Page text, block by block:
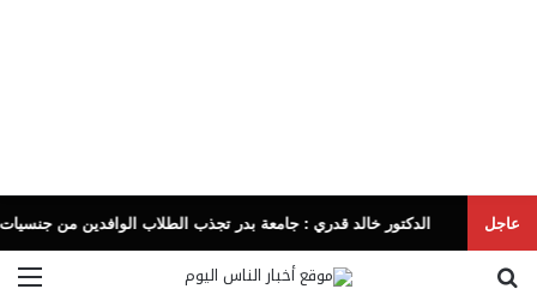
عاجل
الدكتور خالد قدري : جامعة بدر تجذب الطلاب الوافدين من جنسيات وثقافات